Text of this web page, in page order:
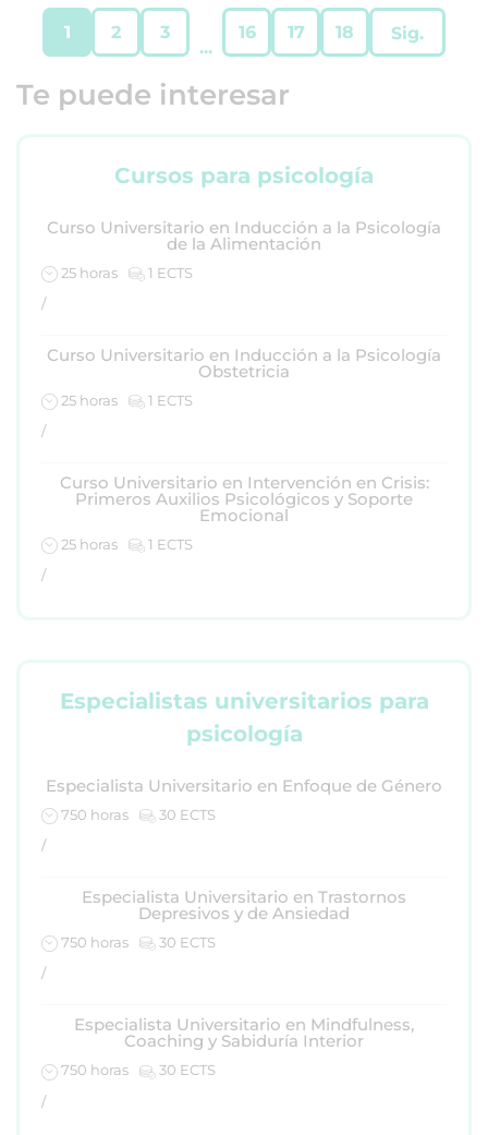
1 2 3
...
16 17 18 Sig.
Te puede interesar
Cursos para psicología
Curso Universitario en Inducción a la Psicología
de la Alimentación
25 horas
1 ECTS
/
Curso Universitario en Inducción a la Psicología
Obstetricia
25 horas
1 ECTS
/
Curso Universitario en Intervención en Crisis:
Primeros Auxilios Psicológicos y Soporte
Emocional
25 horas
1 ECTS
/
Especialistas universitarios para
psicología
Especialista Universitario en Enfoque de Género
750 horas
30 ECTS
/
Especialista Universitario en Trastornos
Depresivos y de Ansiedad
750 horas
30 ECTS
/
Especialista Universitario en Mindfulness,
Coaching y Sabiduría Interior
750 horas
30 ECTS
/